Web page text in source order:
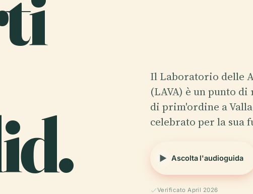
Il Laboratorio delle
(LAVA) è un punto
di prim'ordine a
celebrato per la sua
Ascolta l'audioguida
Verificato April 2026